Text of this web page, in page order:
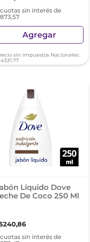
sin interés de
Agregar
sin Impuestos Nacionales:
4331,77
Líquido Dove
De Coco 250 Ml
,86
sin interés de